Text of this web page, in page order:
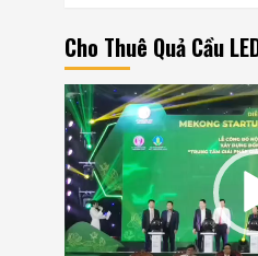
Cho Thuê Quả Cầu
Video
Player